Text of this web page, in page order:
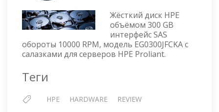
300
GB
SAS
10K
—
Жёсткий диск HPE
объёмом 300 GB
интерфейс SAS
обороты 10000 RPM, модель EG0300JFCKA с
салазками для серверов HPE Proliant.
Теги
HPE HARDWARE REVIEW